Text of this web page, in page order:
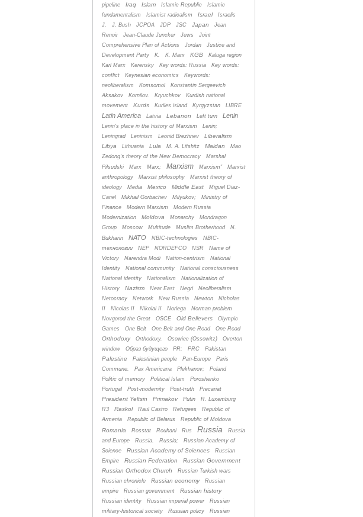
pipeline
Iraq Islam Islamic Republic
Islamic
fundamentalism
Islamist radicalism Israel
Israelis
J.
J. Bush JCPOA JDP JSC Japan
Jean
Renoir
Jean-Claude Juncker Jews
Joint
Comprehensive Plan of Actions
Jordan
Justice and
Development Party
K. K. Marx KGB
Kaluga region
Karl Marx
Kerensky Key words: Russia
Key words:
conflict
Keynesian economics
Keywords:
neoliberalism
Komsomol
Konstantin Sergeevich
Aksakov
Kornilov. Kryuchkov
Kurdish national
movement
Kurds Kuriles island Kyrgyzstan LIBRE
Latin America Latvia Lebanon Left turn Lenin
Lenin's place in the history of Marxism
Lenin;
Leningrad
Leninism Leonid Brezhnev
Liberalism
Libya
Lithuania Lula M. A. Lifshitz Maidan
Mao
Zedong's theory of the New Democracy
Marshal
Pilsudski
Marx Marx; Marxism Marxism”
Marxist
anthropology
Marxist philosophy
Marxist theory of
ideology
Media Mexico Middle East
Miguel Diaz-
Canel
Mikhail Gorbachev Milyukov;
Ministry of
Finance
Modern Marxism
Modern Russia
Modernization
Moldova Monarchy
Mondragon
Group
Moscow Multitude Muslim Brotherhood
N.
Bukharin
NATO NBIC-technologies
NBIC-
технологии
NEP NORDEFCO NSR
Name of
Victory
Narendra Modi Nation-centrism
National
Identity
National community
National consciousness
National identity
Nationalism
Nationalization of
History
Nazism Near East Negri
Neoliberalism
Netocracy
Network New Russia Newton
Nicholas
II
Nicolas II Nikolai II Noriega
Norman problem
Novgorod the Great
OSCE Old Believers
Olympic
Games
One Belt One Belt and One Road One Road
Orthodoxy Orthodoxy. Osowiec (Ossowitz)
Overton
window
Oбраз будущего PR; PRC Pakistan
Palestine Palestinian people Pan-Europe
Paris
Commune.
Pax Americana Plekhanov;
Poland
Politic of memory
Political Islam
Poroshenko
Portugal
Post-modernity Post-truth Precariat
President Yeltsin Primakov Putin
R. Luxemburg
R3
Raskol Raul Castro Refugees
Republic of
Armenia
Republic of Belarus Republic of Moldova
Romania Rosstat Rouhani Rus Russia
Russia
and Europe
Russia. Russia;
Russian Academy of
Science
Russian Academy of Sciences
Russian
Empire
Russian Federation
Russian Government
Russian Orthodox Church
Russian Turkish wars
Russian chronicle
Russian economy
Russian
empire
Russian government Russian history
Russian identity Russian imperial power
Russian
military-historical society
Russian policy Russian